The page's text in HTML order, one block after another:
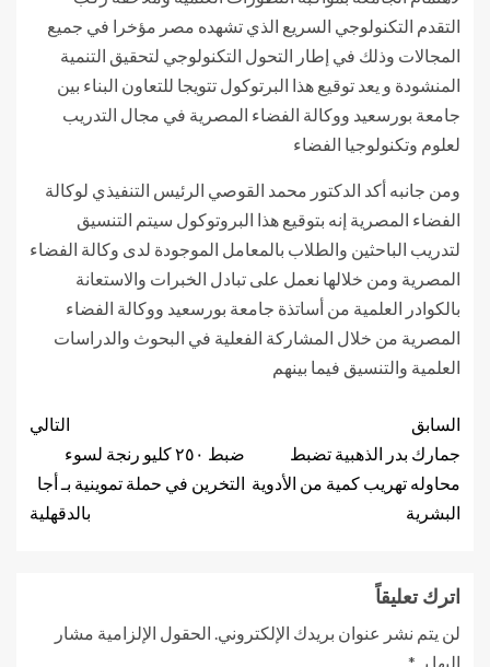
التقدم التكنولوجي السريع الذي تشهده مصر مؤخرا في جميع
المجالات وذلك في إطار التحول التكنولوجي لتحقيق التنمية
المنشودة و يعد توقيع هذا البرتوكول تتويجا للتعاون البناء بين
جامعة بورسعيد ووكالة الفضاء المصرية في مجال التدريب
لعلوم وتكنولوجيا الفضاء
ومن جانبه أكد الدكتور محمد القوصي الرئيس التنفيذي لوكالة
الفضاء المصرية إنه بتوقيع هذا البروتوكول سيتم التنسيق
لتدريب الباحثين والطلاب بالمعامل الموجودة لدى وكالة الفضاء
المصرية ومن خلالها نعمل على تبادل الخبرات والاستعانة
بالكوادر العلمية من أساتذة جامعة بورسعيد ووكالة الفضاء
المصرية من خلال المشاركة الفعلية في البحوث والدراسات
العلمية والتنسيق فيما بينهم
السابق
جمارك بدر الذهبية تضبط
محاوله تهريب كمية من الأدوية
البشرية
التالي
ضبط ٢٥٠ كليو رنجة لسوء
التخرين في حملة تموينية بـ أجا
بالدقهلية
اترك تعليقاً
لن يتم نشر عنوان بريدك الإلكتروني. الحقول الإلزامية مشار
إليها بـ *